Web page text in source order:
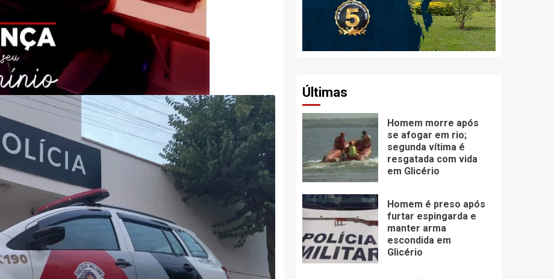
Últimas
Homem morre após
se afogar em rio;
segunda vítima é
resgatada com vida
em Glicério
Homem é preso após
furtar espingarda e
manter arma
escondida em
Glicério